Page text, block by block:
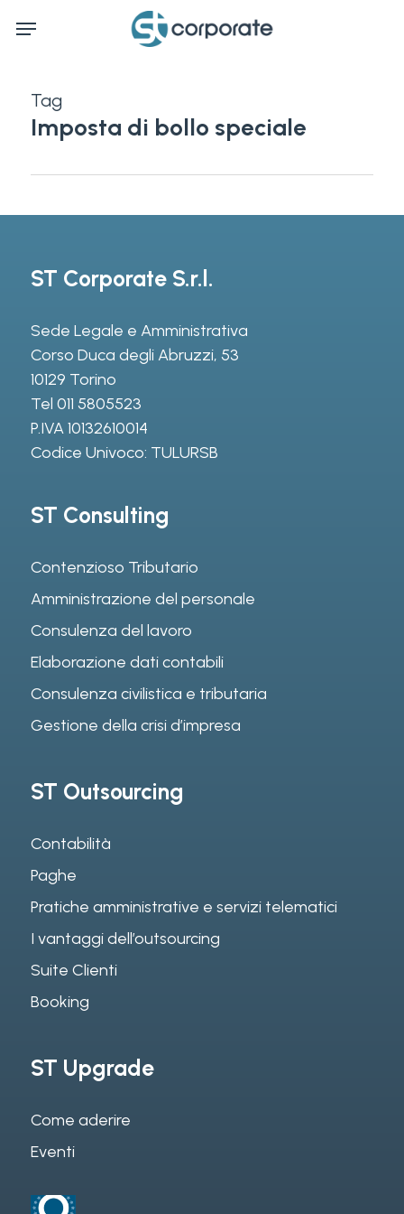
Menu
Tag
Imposta di bollo speciale
ST Corporate S.r.l.
Sede Legale e Amministrativa
Corso Duca degli Abruzzi, 53
10129 Torino
Tel 011 5805523
P.IVA 10132610014
Codice Univoco: TULURSB
ST Consulting
Contenzioso Tributario
Amministrazione del personale
Consulenza del lavoro
Elaborazione dati contabili
Consulenza civilistica e tributaria
Gestione della crisi d’impresa
ST Outsourcing
Contabilità
Paghe
Pratiche amministrative e servizi telematici
I vantaggi dell’outsourcing
Suite Clienti
Booking
ST Upgrade
Come aderire
Eventi